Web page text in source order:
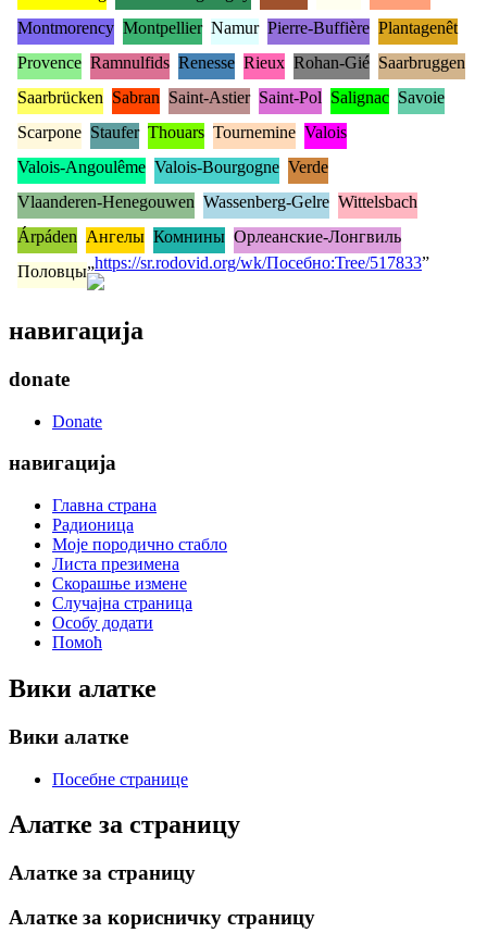
Montmorency Montpellier Namur Pierre-Buffière Plantagenêt
Provence Ramnulfids Renesse Rieux Rohan-Gié Saarbruggen
Saarbrücken Sabran Saint-Astier Saint-Pol Salignac Savoie
Scarpone Staufer Thouars Tournemine Valois
Valois-Angoulême Valois-Bourgogne Verde
Vlaanderen-Henegouwen Wassenberg-Gelre Wittelsbach
Árpáden Ангелы Комнины Орлеанские-Лонгвиль
Половцы„https://sr.rodovid.org/wk/Посебно:Tree/517833”
навигација
donate
Donate
навигација
Главна страна
Радионица
Моје породично стабло
Листа презимена
Скорашње измене
Случајна страница
Особу додати
Помоћ
Вики алатке
Вики алатке
Посебне странице
Алатке за страницу
Алатке за страницу
Алатке за корисничку страницу